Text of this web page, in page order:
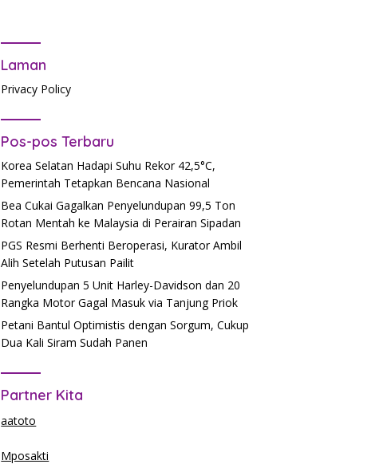
Laman
Privacy Policy
Pos-pos Terbaru
Korea Selatan Hadapi Suhu Rekor 42,5°C,
Pemerintah Tetapkan Bencana Nasional
Bea Cukai Gagalkan Penyelundupan 99,5 Ton
Rotan Mentah ke Malaysia di Perairan Sipadan
PGS Resmi Berhenti Beroperasi, Kurator Ambil
Alih Setelah Putusan Pailit
Penyelundupan 5 Unit Harley-Davidson dan 20
Rangka Motor Gagal Masuk via Tanjung Priok
Petani Bantul Optimistis dengan Sorgum, Cukup
Dua Kali Siram Sudah Panen
Partner Kita
aatoto
Mposakti